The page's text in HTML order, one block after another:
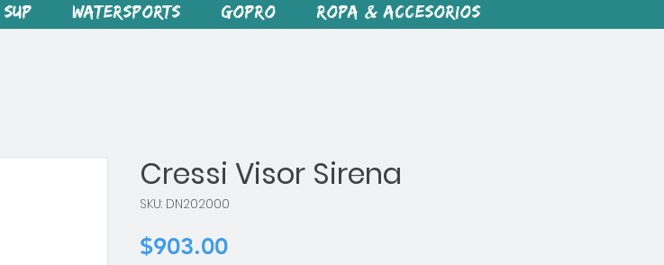
WATERSPORTS GOPRO ROPA & ACCESORIOS
Cressi Visor Sirena
SKU: DN202000
$903.00Precio